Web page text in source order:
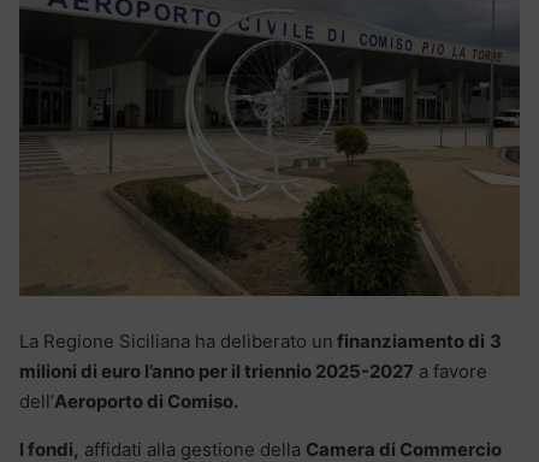
La Regione Siciliana ha deliberato un finanziamento di 3
milioni di euro l’anno per il triennio 2025-2027 a favore
dell’Aeroporto di Comiso.
I fondi, affidati alla gestione della Camera di Commercio